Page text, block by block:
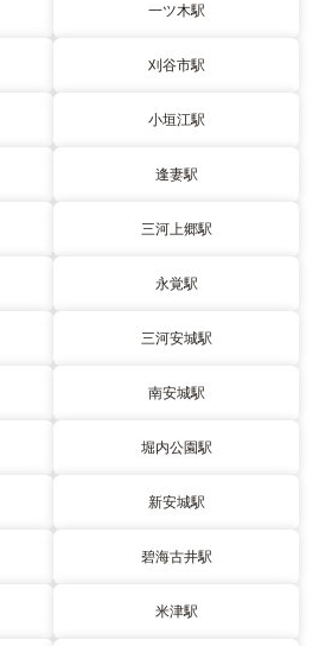
一ツ木駅
刈谷市駅
小垣江駅
逢妻駅
三河上郷駅
永覚駅
三河安城駅
南安城駅
堀内公園駅
新安城駅
碧海古井駅
米津駅